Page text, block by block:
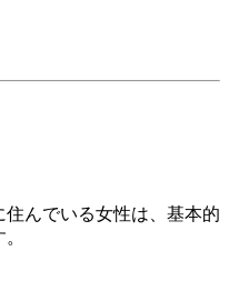
んでいる女性は、基本的